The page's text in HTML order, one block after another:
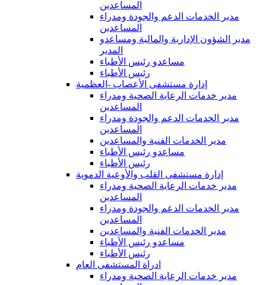
المساعدين
مدير الخدمات الدعم والجودة ومدراء
المساعدين
مدير الشؤون الإدارية والمالية ومساعدو
المدير
مساعدو رئيس الأطباء
رئيس الأطباء
إدارة مستشفى الأعصاب -العظمية
مدير خدمات الرعاية الصحية ومدراء
المساعدين
مدير الخدمات الدعم والجودة ومدراء
المساعدين
مدير الخدمات الفنية والمساعدين
مساعدو رئيس الأطباء
رئيس الأطباء
إدارة مستشفى القلب والأوعية الدموية
مدير خدمات الرعاية الصحية ومدراء
المساعدين
مدير الخدمات الدعم والجودة ومدراء
المساعدين
مدير الخدمات الفنية والمساعدين
مساعدو رئيس الأطباء
رئيس الأطباء
ادراة المستشفى العام
مدير خدمات الرعاية الصحية ومدراء